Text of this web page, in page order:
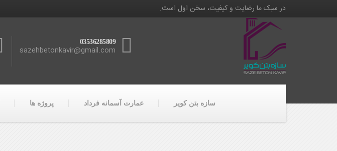
در سبک ما رضایت و کیفیت، سخن اول است.
03536285809
sazehbetonkavir@gmail.com
سازه بتن کویر عمارت آسمانه فرداد پروژه ها